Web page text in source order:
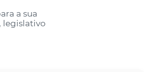
a sua
legislativo